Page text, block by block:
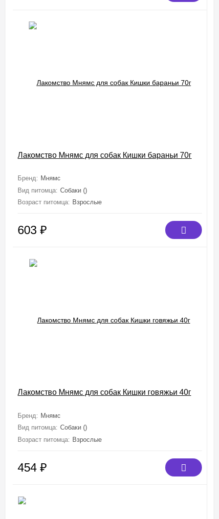
Лакомство Мнямс для собак Кишки бараньи 70г
Бренд: Мнямс
Вид питомца: Собаки ()
Возраст питомца: Взрослые
603 ₽
Лакомство Мнямс для собак Кишки говяжьи 40г
Бренд: Мнямс
Вид питомца: Собаки ()
Возраст питомца: Взрослые
454 ₽